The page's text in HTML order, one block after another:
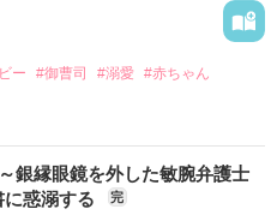
失敗から
うとも
まらない
ー #御曹司 #溺愛 #赤ちゃん
銀縁眼鏡を外した敏腕弁護士
惑溺する
完